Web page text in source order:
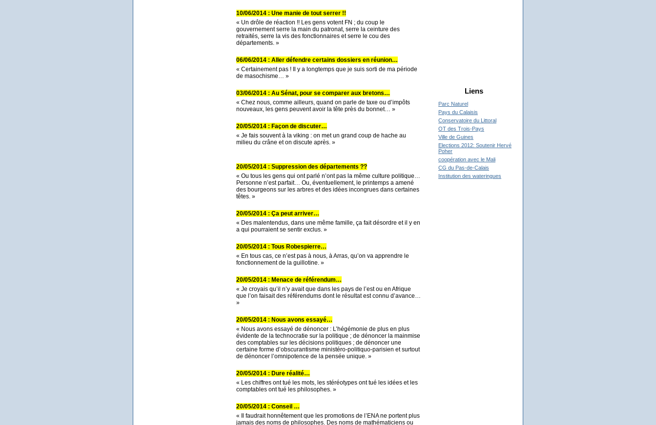
10/06/2014 : Une manie de tout serrer !!
« Un drôle de réaction !! Les gens votent FN ; du coup le
gouvernement serre la main du patronat, serre la ceinture des
retraités, serre la vis des fonctionnaires et serre le cou des
départements. »
06/06/2014 : Aller défendre certains dossiers en réunion…
« Certainement pas ! Il y a longtemps que je suis sorti de ma période
de masochisme… »
03/06/2014 : Au Sénat, pour se comparer aux bretons…
« Chez nous, comme ailleurs, quand on parle de taxe ou d’impôts
nouveaux, les gens peuvent avoir la tête près du bonnet… »
20/05/2014 : Façon de discuter…
« Je fais souvent à la viking : on met un grand coup de hache au
milieu du crâne et on discute après. »
20/05/2014 : Suppression des départements ??
« Ou tous les gens qui ont parlé n’ont pas la même culture politique…
Personne n’est parfait… Ou, éventuellement, le printemps a amené
des bourgeons sur les arbres et des idées incongrues dans certaines
têtes. »
20/05/2014 : Ça peut arriver…
« Des malentendus, dans une même famille, ça fait désordre et il y en
a qui pourraient se sentir exclus. »
20/05/2014 : Tous Robespierre…
« En tous cas, ce n’est pas à nous, à Arras, qu’on va apprendre le
fonctionnement de la guillotine. »
20/05/2014 : Menace de référendum…
« Je croyais qu’il n’y avait que dans les pays de l’est ou en Afrique
que l’on faisait des référendums dont le résultat est connu d’avance…
»
20/05/2014 : Nous avons essayé…
« Nous avons essayé de dénoncer : L’hégémonie de plus en plus
évidente de la technocratie sur la politique ; de dénoncer la mainmise
des comptables sur les décisions politiques ; de dénoncer une
certaine forme d’obscurantisme ministéro-politiquo-parisien et surtout
de dénoncer l’omnipotence de la pensée unique. »
20/05/2014 : Dure réalité…
« Les chiffres ont tué les mots, les stéréotypes ont tué les idées et les
comptables ont tué les philosophes. »
20/05/2014 : Conseil …
« Il faudrait honnêtement que les promotions de l’ENA ne portent plus
jamais des noms de philosophes. Des noms de mathématiciens ou
Liens
Parc Naturel
Pays du Calaisis
Conservatoire du Littoral
OT des Trois-Pays
Ville de Guines
Elections 2012: Soutenir Hervé
Poher
coopération avec le Mali
CG du Pas-de-Calais
Institution des wateringues